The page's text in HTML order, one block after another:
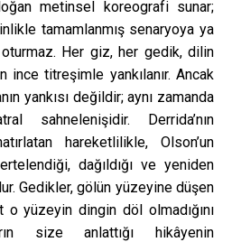
metinsel koreografi sunar;
tamamlanmış senaryoya ya
Her giz, her gedik, dilin
ince titreşimle yankılanır. Ancak
yankısı değildir; aynı zamanda
sahnelenişidir. Derrida’nın
hareketlilikle, Olson’un
dağıldığı ve yeniden
Gedikler, gölün yüzeyine düşen
yüzeyin dingin döl olmadığını
size anlattığı hikâyenin